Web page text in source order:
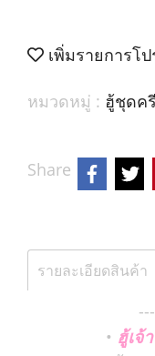
เพิ่มรายการโ
หมวดหมู่ : ฮู้ชุดค
Share
รายละเอียดสินค้า
• ฮู้เจ้